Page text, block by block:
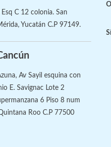
C 12 colonia. San
Yucatán C.P 97149.
Av Sayil esquina con
E. Savignac Lote 2
6 Piso 8 num
Roo C.P 77500